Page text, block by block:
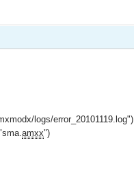
logs/error_20101119.log")
amxx")